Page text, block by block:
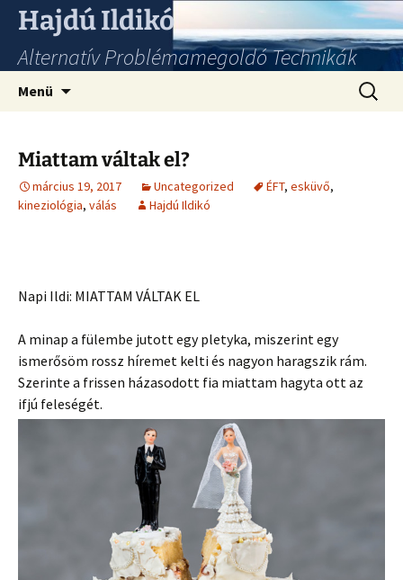
Hajdú Ildikó
Alternatív Problémamegoldó Technikák
Menü
Miattam váltak el?
március 19, 2017 Uncategorized ÉFT, esküvő,
kineziológia, válás Hajdú Ildikó
Napi Ildi: MIATTAM VÁLTAK EL
A minap a fülembe jutott egy pletyka, miszerint egy
ismerősöm rossz híremet kelti és nagyon haragszik rám.
Szerinte a frissen házasodott fia miattam hagyta ott az
ifjú feleségét.